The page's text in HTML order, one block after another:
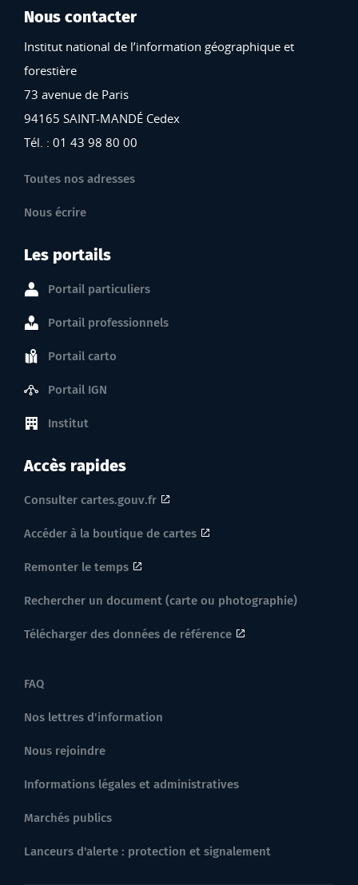
Nous contacter
Institut national de l’information géographique et
forestière
73 avenue de Paris
94165 SAINT-MANDÉ Cedex
Tél. : 01 43 98 80 00
Toutes nos adresses
Nous écrire
Les portails
Portail particuliers
Portail professionnels
Portail carto
Portail IGN
Institut
Accès rapides
Consulter cartes.gouv.fr
Accéder à la boutique de cartes
Remonter le temps
Rechercher un document (carte ou photographie)
Télécharger des données de référence
FAQ
Nos lettres d'information
Nous rejoindre
Informations légales et administratives
Marchés publics
Lanceurs d'alerte : protection et signalement